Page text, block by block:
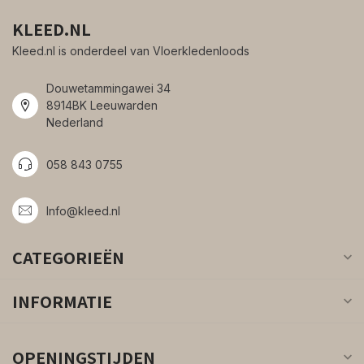
KLEED.NL
Kleed.nl is onderdeel van Vloerkledenloods
Douwetammingawei 34
8914BK Leeuwarden
Nederland
058 843 0755
Info@kleed.nl
CATEGORIEËN
INFORMATIE
OPENINGSTIJDEN